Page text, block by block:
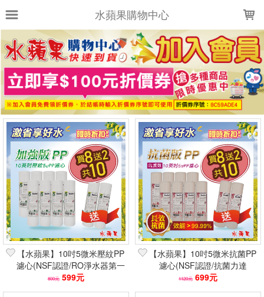
水蘋果購物中心
上架時間 銷售件數 銷售價格
樣式尺寸篩選
全部樣式
全部尺寸
篩選
【水蘋果】10吋5微米壓紋PP
濾心(NSF認證/RO淨水器第一
道/高納垢量/5u/符合FDA規範)
800元 599元
【水蘋果】10吋5微米抗菌PP
濾心(NSF認證/抗菌力達
99.99％/5u/符合FDA規範
1120元 699元